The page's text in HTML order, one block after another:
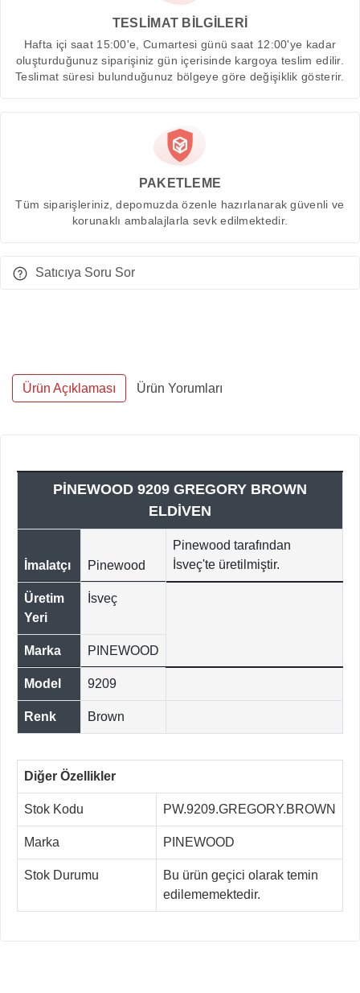
TESLİMAT BİLGİLERİ
Hafta içi saat 15:00'e, Cumartesi günü saat 12:00'ye kadar
oluşturduğunuz siparişiniz gün içerisinde kargoya teslim edilir.
Teslimat süresi bulunduğunuz bölgeye göre değişiklik gösterir.
PAKETLEME
Tüm siparişleriniz, depomuzda özenle hazırlanarak güvenli ve
korunaklı ambalajlarla sevk edilmektedir.
Satıcıya Soru Sor
Ürün Açıklaması Ürün Yorumları
PİNEWOOD 9209 GREGORY BROWN
ELDİVEN
İmalatçı Pinewood
Pinewood tarafından
İsveç'te üretilmiştir.
Üretim
Yeri
İsveç
Marka PINEWOOD
Model 9209
Renk Brown
Diğer Özellikler
Stok Kodu PW.9209.GREGORY.BROWN
Marka PINEWOOD
Stok Durumu
Bu ürün geçici olarak temin
edilememektedir.